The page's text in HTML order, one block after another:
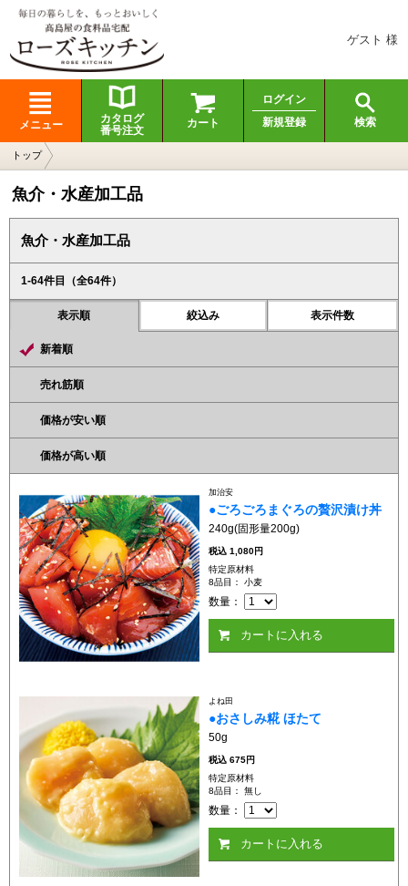
ゲスト 様
メニュー
カタログ
番号注文
カート
ログイン
新規登録
検索
トップ
魚介・水産加工品
魚介・水産加工品
1-64件目（全64件）
表示順
新着順
売れ筋順
価格が安い順
価格が高い順
表示件数
絞込み
加治安
●ごろごろまぐろの贅沢漬け丼
240g(固形量200g)
税込1,080円
特定原材料
8品目： 小麦
数量：
カートに入れる
よね田
●おさしみ糀 ほたて
50g
税込675円
特定原材料
8品目： 無し
数量：
カートに入れる